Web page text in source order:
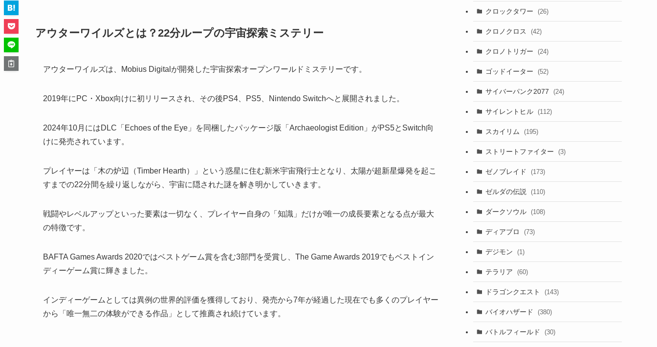
アウターワイルズとは？22分ループの宇宙探索ミステリー
アウターワイルズは、Mobius Digitalが開発した宇宙探索オープンワールドミステリーです。
2019年にPC・Xbox向けに初リリースされ、その後PS4、PS5、Nintendo Switchへと展開されました。
2024年10月にはDLC「Echoes of the Eye」を同梱したパッケージ版「Archaeologist Edition」がPS5とSwitch向
けに発売されています。
プレイヤーは「木の炉辺（Timber Hearth）」という惑星に住む新米宇宙飛行士となり、太陽が超新星爆発を起こ
すまでの22分間を繰り返しながら、宇宙に隠された謎を解き明かしていきます。
戦闘やレベルアップといった要素は一切なく、プレイヤー自身の「知識」だけが唯一の成長要素となる点が最大
の特徴です。
BAFTA Games Awards 2020ではベストゲーム賞を含む3部門を受賞し、The Game Awards 2019でもベストイン
ディーゲーム賞に輝きました。
インディーゲームとしては異例の世界的評価を獲得しており、発売から7年が経過した現在でも多くのプレイヤー
から「唯一無二の体験ができる作品」として推薦され続けています。
クロックタワー (26)
クロノクロス (42)
クロノトリガー (24)
ゴッドイーター (52)
サイバーパンク2077 (24)
サイレントヒル (112)
スカイリム (195)
ストリートファイター (3)
ゼノブレイド (173)
ゼルダの伝説 (110)
ダークソウル (108)
ディアブロ (73)
デジモン (1)
テラリア (60)
ドラゴンクエスト (143)
バイオハザード (380)
バトルフィールド (30)